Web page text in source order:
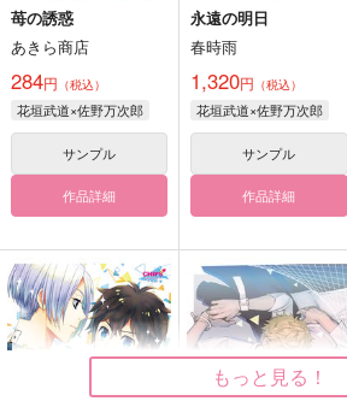
苺の誘惑
あきら商店
284円 （税込）
花垣武道×佐野万次郎
サンプル
作品詳細
永遠の明日
春時雨
1,320円 （税込）
花垣武道×佐野万次郎
サンプル
作品詳細
もっと見る！